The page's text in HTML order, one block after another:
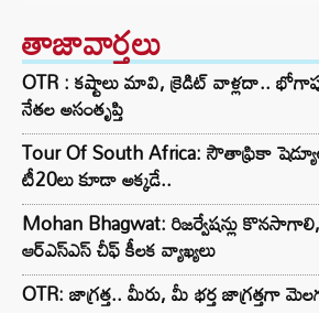
తాజావార్తలు
OTR : కష్టాలు మావి, క్రెడిట్ వాళ్లదా..
నేతల అసంతృప్తి
Tour Of South Africa: సౌతాఫ్రికా
టీ20లు కూడా అక్కడే..
Mohan Bhagwat: రిజర్వేషన్లు
ఆర్ఎస్ఎస్ చీఫ్ కీలక వ్యాఖ్యలు
OTR: జాగ్రత్త.. మీరు, మీ భర్త జాగ్రత్తగా